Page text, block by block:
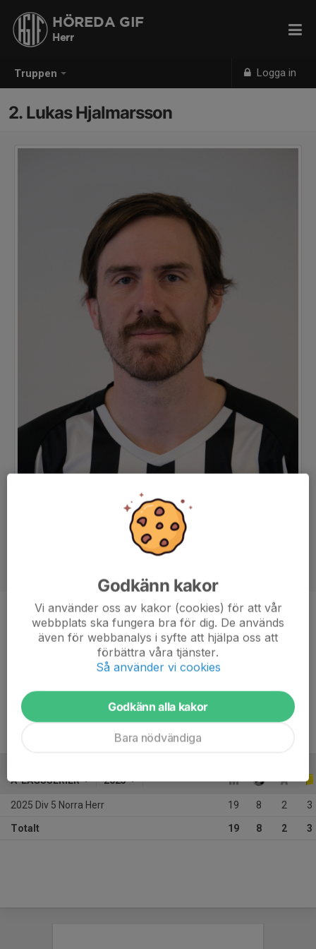
Truppen Logga in
HÖREDA GIF
Herr
2. Lukas Hjalmarsson
Position
Mittfältare
34 år
Moderklubb: Höreda GIF
A-LAGSSERIER 2025
2025 Div 5 Norra Herr 19 8 2 3
Totalt 19 8 2 3
Godkänn kakor
Vi använder oss av kakor (cookies) för att vår
webbplats ska fungera bra för dig. De används
även för webbanalys i syfte att hjälpa oss att
förbättra våra tjänster.
Så använder vi cookies
Godkänn alla kakor
Bara nödvändiga